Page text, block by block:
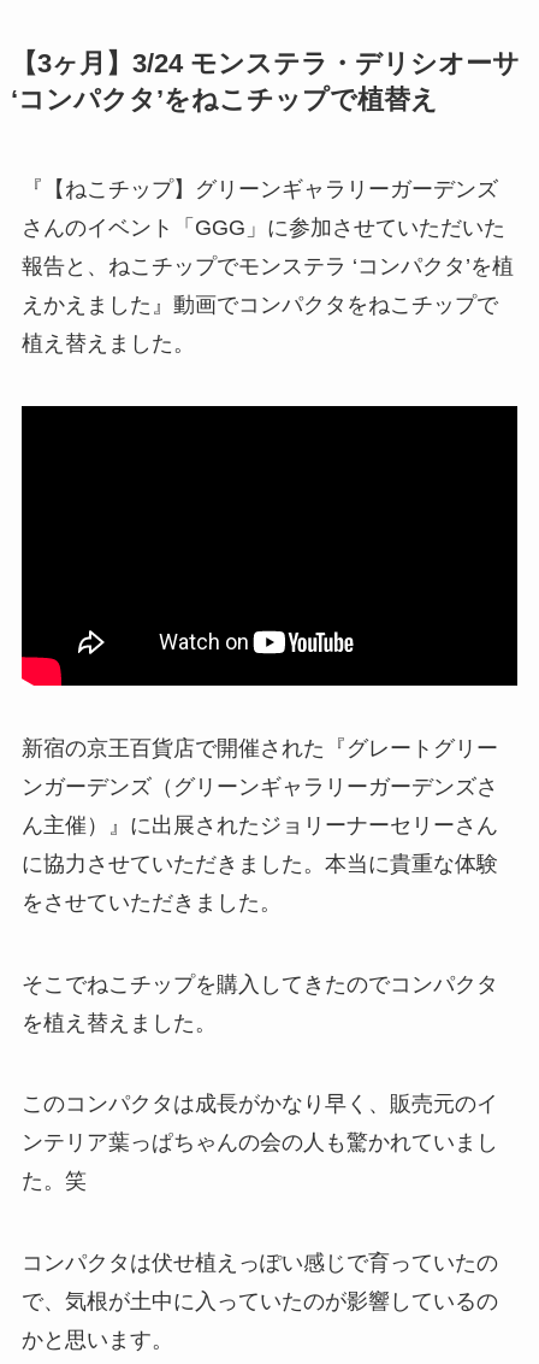
【3ヶ月】3/24 モンステラ・デリシオーサ
‘コンパクタ’をねこチップで植替え
『【ねこチップ】グリーンギャラリーガーデンズ
さんのイベント「GGG」に参加させていただいた
報告と、ねこチップでモンステラ ‘コンパクタ’を植
えかえました』動画でコンパクタをねこチップで
植え替えました。
新宿の京王百貨店で開催された『グレートグリー
ンガーデンズ（グリーンギャラリーガーデンズさ
ん主催）』に出展されたジョリーナーセリーさん
に協力させていただきました。本当に貴重な体験
をさせていただきました。
そこでねこチップを購入してきたのでコンパクタ
を植え替えました。
このコンパクタは成長がかなり早く、販売元のイ
ンテリア葉っぱちゃんの会の人も驚かれていまし
た。笑
コンパクタは伏せ植えっぽい感じで育っていたの
で、気根が土中に入っていたのが影響しているの
かと思います。